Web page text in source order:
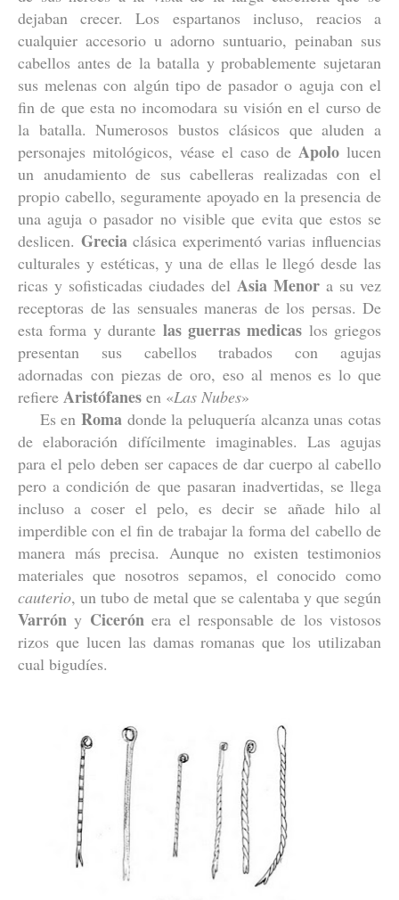
dejaban crecer. Los espartanos incluso, reacios a
cualquier accesorio u adorno suntuario, peinaban sus
cabellos antes de la batalla y probablemente sujetaran
sus melenas con algún tipo de pasador o aguja con el
fin de que esta no incomodara su visión en el curso de
la batalla. Numerosos bustos clásicos que aluden a
personajes mitológicos, véase el caso de Apolo lucen
un anudamiento de sus cabelleras realizadas con el
propio cabello, seguramente apoyado en la presencia de
una aguja o pasador no visible que evita que estos se
deslicen. Grecia clásica experimentó varias influencias
culturales y estéticas, y una de ellas le llegó desde las
ricas y sofisticadas ciudades del Asia Menor a su vez
receptoras de las sensuales maneras de los persas. De
esta forma y durante las guerras medicas los griegos
presentan sus cabellos trabados con agujas
adornadas con piezas de oro, eso al menos es lo que
refiere Aristófanes en «Las Nubes»
Es en Roma donde la peluquería alcanza unas cotas
de elaboración difícilmente imaginables. Las agujas
para el pelo deben ser capaces de dar cuerpo al cabello
pero a condición de que pasaran inadvertidas, se llega
incluso a coser el pelo, es decir se añade hilo al
imperdible con el fin de trabajar la forma del cabello de
manera más precisa. Aunque no existen testimonios
materiales que nosotros sepamos, el conocido como
cauterio, un tubo de metal que se calentaba y que según
Varróny Cicerón era el responsable de los vistosos
rizos que lucen las damas romanas que los utilizaban
cual bigudíes.